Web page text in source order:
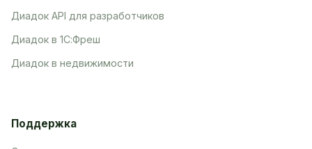
Диадок API для разработчиков
Диадок в 1С:Фреш
Диадок в недвижимости
Поддержка